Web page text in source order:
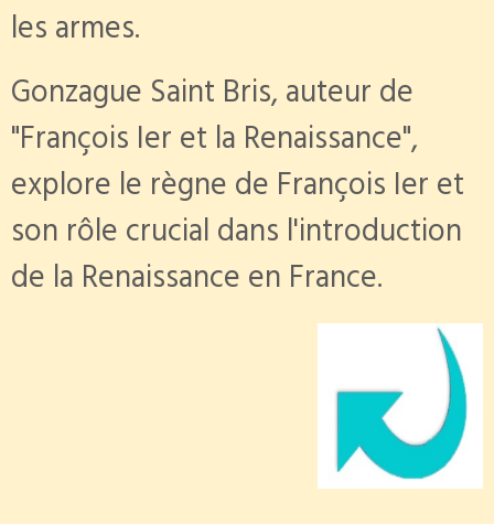
les armes.
Gonzague Saint Bris, auteur de
"François Ier et la Renaissance",
explore le règne de François Ier et
son rôle crucial dans l'introduction
de la Renaissance en France.